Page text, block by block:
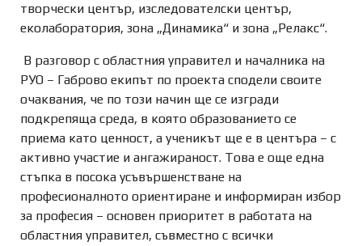
творчески център, изследователски център,
еколаборатория, зона „Динамика“ и зона „Релакс“.
В разговор с областния управител и началника на
РУО – Габрово екипът по проекта сподели своите
очаквания, че по този начин ще се изгради
подкрепяща среда, в която образованието се
приема като ценност, а ученикът ще е в центъра – с
активно участие и ангажираност. Това е още една
стъпка в посока усъвършенстване на
професионалното ориентиране и информиран избор
за професия – основен приоритет в работата на
областния управител, съвместно с всички